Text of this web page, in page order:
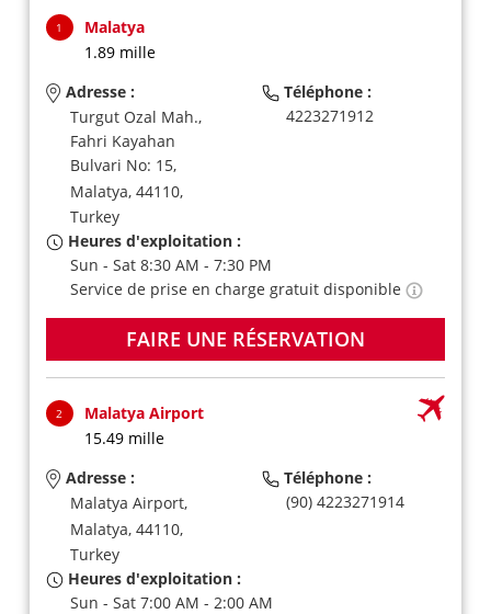
1
Malatya
1.89 mille
Adresse :
Turgut Ozal Mah.,
Fahri Kayahan
Bulvari No: 15,
Malatya, 44110,
Turkey
Téléphone :
4223271912
Heures d'exploitation :
Sun - Sat 8:30 AM - 7:30 PM
Service de prise en charge gratuit disponible
FAIRE UNE RÉSERVATION
2
Malatya Airport
15.49 mille
Adresse :
Malatya Airport,
Malatya, 44110,
Turkey
Téléphone :
(90) 4223271914
Heures d'exploitation :
Sun - Sat 7:00 AM - 2:00 AM